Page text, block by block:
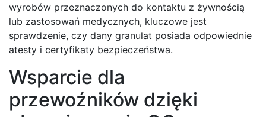
wyrobów przeznaczonych do kontaktu z żywnością
lub zastosowań medycznych, kluczowe jest
sprawdzenie, czy dany granulat posiada odpowiednie
atesty i certyfikaty bezpieczeństwa.
Wsparcie dla
przewoźników dzięki